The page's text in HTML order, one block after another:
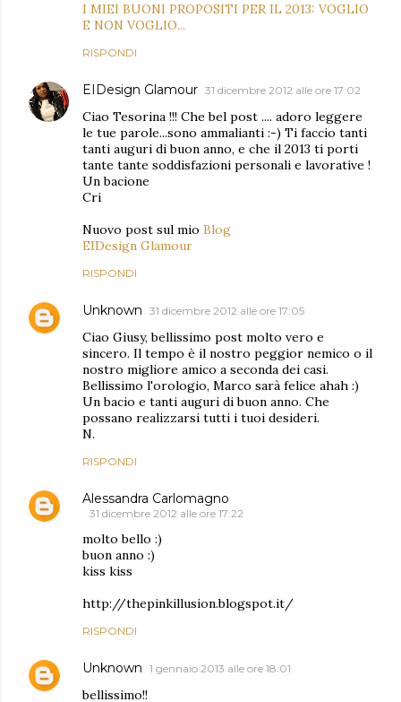
I MIEI BUONI PROPOSITI PER IL 2013: VOGLIO
E NON VOGLIO...
RISPONDI
EIDesign Glamour 31 dicembre 2012 alle ore 17:02
Ciao Tesorina !!! Che bel post .... adoro leggere
le tue parole...sono ammalianti :-) Ti faccio tanti
tanti auguri di buon anno, e che il 2013 ti porti
tante tante soddisfazioni personali e lavorative !
Un bacione
Cri
Nuovo post sul mio Blog
EIDesign Glamour
RISPONDI
Unknown 31 dicembre 2012 alle ore 17:05
Ciao Giusy, bellissimo post molto vero e
sincero. Il tempo è il nostro peggior nemico o il
nostro migliore amico a seconda dei casi.
Bellissimo l'orologio, Marco sarà felice ahah :)
Un bacio e tanti auguri di buon anno. Che
possano realizzarsi tutti i tuoi desideri.
N.
RISPONDI
Alessandra Carlomagno
31 dicembre 2012 alle ore 17:22
molto bello :)
buon anno :)
kiss kiss
http://thepinkillusion.blogspot.it/
RISPONDI
Unknown 1 gennaio 2013 alle ore 18:01
bellissimo!!